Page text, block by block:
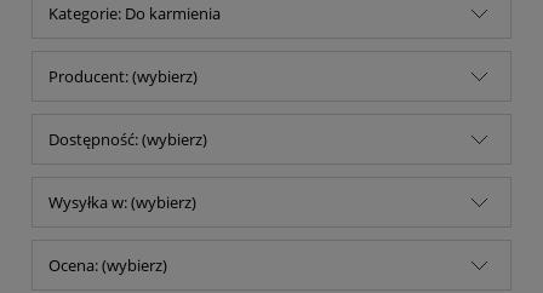
Kategorie: Do karmienia
Producent: (wybierz)
Dostępność: (wybierz)
Wysyłka w: (wybierz)
Ocena: (wybierz)